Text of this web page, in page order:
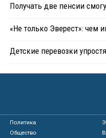
Получать две пенсии
«Не только Эверест»: чем
Детские перевозки
Политика
Общество